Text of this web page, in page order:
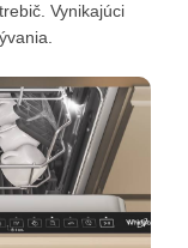
Vynikajúci